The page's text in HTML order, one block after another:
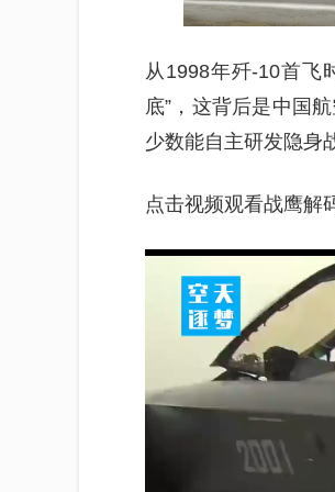
从1998年歼-10首飞
底”，这背后是中国
少数能自主研发隐身
点击视频观看战鹰解